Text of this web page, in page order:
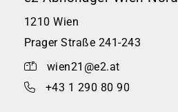
1210 Wien
Prager Straße 241-243
wien21@e2.at
+43 1 290 80 90